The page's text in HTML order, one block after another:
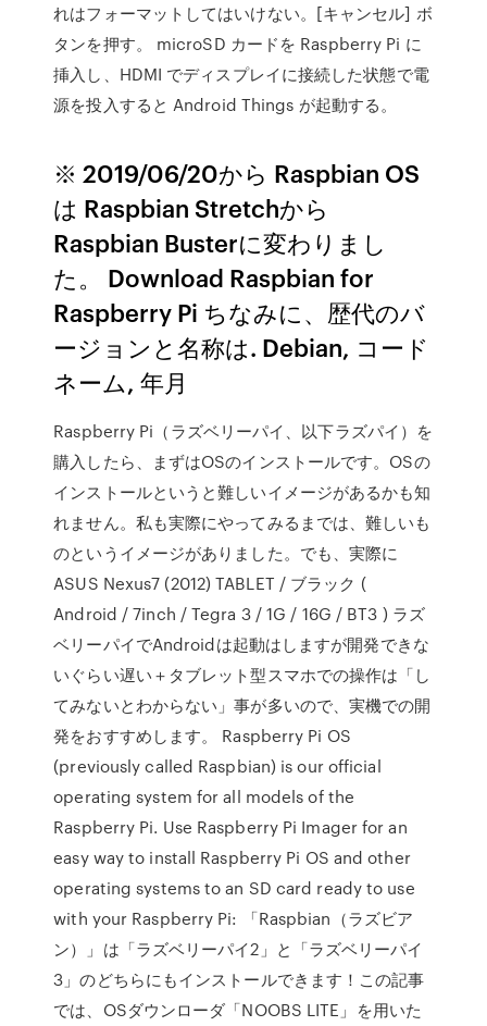
れはフォーマットしてはいけない。[キャンセル] ボ
タンを押す。 microSD カードを Raspberry Pi に
挿入し、HDMI でディスプレイに接続した状態で電
源を投入すると Android Things が起動する。
※ 2019/06/20から Raspbian OS
は Raspbian Stretchから
Raspbian Busterに変わりまし
た。 Download Raspbian for
Raspberry Pi ちなみに、歴代のバ
ージョンと名称は. Debian, コード
ネーム, 年月
Raspberry Pi（ラズベリーパイ、以下ラズパイ）を
購入したら、まずはOSのインストールです。OSの
インストールというと難しいイメージがあるかも知
れません。私も実際にやってみるまでは、難しいも
のというイメージがありました。でも、実際に
ASUS Nexus7 (2012) TABLET / ブラック (
Android / 7inch / Tegra 3 / 1G / 16G / BT3 ) ラズ
ベリーパイでAndroidは起動はしますが開発できな
いぐらい遅い＋タブレット型スマホでの操作は「し
てみないとわからない」事が多いので、実機での開
発をおすすめします。 Raspberry Pi OS
(previously called Raspbian) is our official
operating system for all models of the
Raspberry Pi. Use Raspberry Pi Imager for an
easy way to install Raspberry Pi OS and other
operating systems to an SD card ready to use
with your Raspberry Pi: 「Raspbian（ラズビア
ン）」は「ラズベリーパイ2」と「ラズベリーパイ
3」のどちらにもインストールできます！この記事
では、OSダウンローダ「NOOBS LITE」を用いた